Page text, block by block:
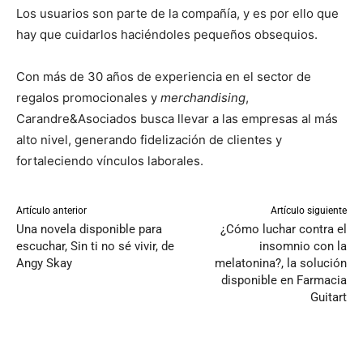
Los usuarios son parte de la compañía, y es por ello que
hay que cuidarlos haciéndoles pequeños obsequios.
Con más de 30 años de experiencia en el sector de
regalos promocionales y merchandising,
Carandre&Asociados busca llevar a las empresas al más
alto nivel, generando fidelización de clientes y
fortaleciendo vínculos laborales.
Artículo anterior
Una novela disponible para
escuchar, Sin ti no sé vivir, de
Angy Skay
Artículo siguiente
¿Cómo luchar contra el
insomnio con la
melatonina?, la solución
disponible en Farmacia
Guitart